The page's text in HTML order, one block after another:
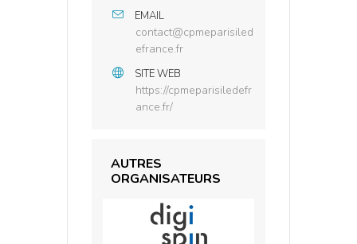
EMAIL
contact@cpmeparisiled
efrance.fr
SITE WEB
https://cpmeparisiledefr
ance.fr/
AUTRES
ORGANISATEURS